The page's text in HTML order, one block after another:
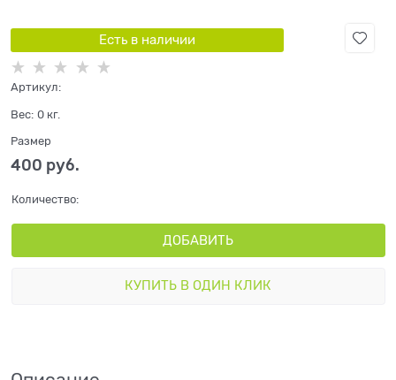
Есть в наличии
Артикул:
Вес: 0 кг.
Размер
400 руб.
Количество:
ДОБАВИТЬ
КУПИТЬ В ОДИН КЛИК